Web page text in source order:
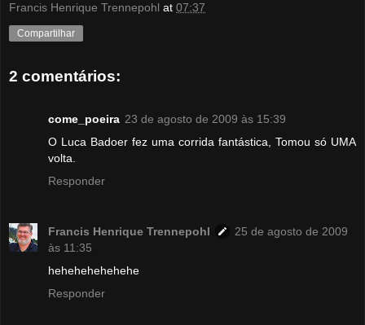
Francis Henrique Trennepohl at 07:37
Compartilhar
2 comentários:
come_poeira 23 de agosto de 2009 às 15:39
O Luca Badoer fez uma corrida fantástica, Tomou só UMA
volta.
Responder
Francis Henrique Trennepohl
25 de agosto de 2009
às 11:35
hehehehehehehe
Responder